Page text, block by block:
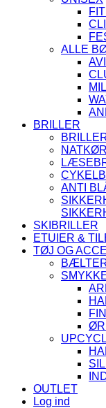
ALLE
BRILLER
ANTI
SKIBRILLER
ETUIER &
TØJ OG
OUTLET
Log ind